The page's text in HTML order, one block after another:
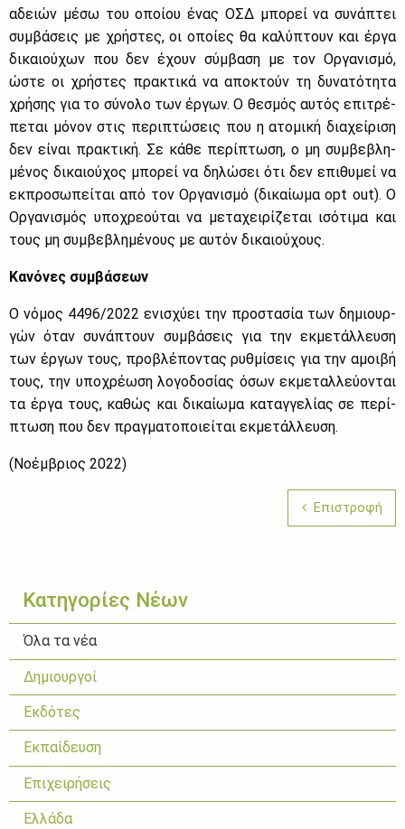
Κατηγορίες Νέων
Όλα τα νέα
Δημιουργοί
Εκδότες
Εκπαίδευση
Επιχειρήσεις
Ελλάδα
αδειών μέ­σω του οποί­ου ένας ΟΣΔ μπο­ρεί να συ­νά­πτει
συμ­βά­σεις με χρή­στες, οι οποί­ες θα κα­λύ­πτουν και έρ­γα
δι­καιού­χων που δεν έχουν σύμ­βα­ση με τον Ορ­γα­νι­σμό,
ώστε οι χρή­στες πρα­κτι­κά να απο­κτούν τη δυ­να­τό­τη­τα
χρή­σης για το σύ­νο­λο των έρ­γων. Ο θε­σμός αυ­τός επι­τρέ­
πε­ται μό­νον στις πε­ρι­πτώ­σεις που η ατο­μι­κή δια­χεί­ρι­ση
δεν εί­ναι πρα­κτι­κή. Σε κά­θε πε­ρί­πτω­ση, ο μη συμ­βε­βλη­
μέ­νος δι­καιού­χος μπο­ρεί να δη­λώ­σει ότι δεν επι­θυ­μεί να
εκ­προ­σω­πεί­ται από τον Ορ­γα­νι­σμό (δι­καί­ω­μα opt out). Ο
Ορ­γα­νι­σμός υπο­χρε­ού­ται να με­τα­χει­ρί­ζε­ται ισό­τι­μα και
τους μη συμ­βε­βλη­μέ­νους με αυ­τόν δι­καιού­χους.
Κα­νό­νες συμ­βά­σε­ων
Ο νό­μος 4496/2022 ενι­σχύ­ει την προ­στα­σία των δη­μιουρ­
γών όταν συ­νά­πτουν συμ­βά­σεις για την εκ­με­τάλ­λευ­ση
των έρ­γων τους, προ­βλέ­πο­ντας ρυθ­μί­σεις για την αμοι­βή
τους, την υπο­χρέ­ω­ση λο­γο­δο­σί­ας όσων εκ­με­ταλ­λεύ­ο­νται
τα έρ­γα τους, κα­θώς και δι­καί­ω­μα κα­ταγ­γε­λί­ας σε πε­ρί­
πτω­ση που δεν πραγ­μα­το­ποιεί­ται εκ­με­τάλ­λευ­ση.
(Νο­έμ­βριος 2022)
Επιστροφή